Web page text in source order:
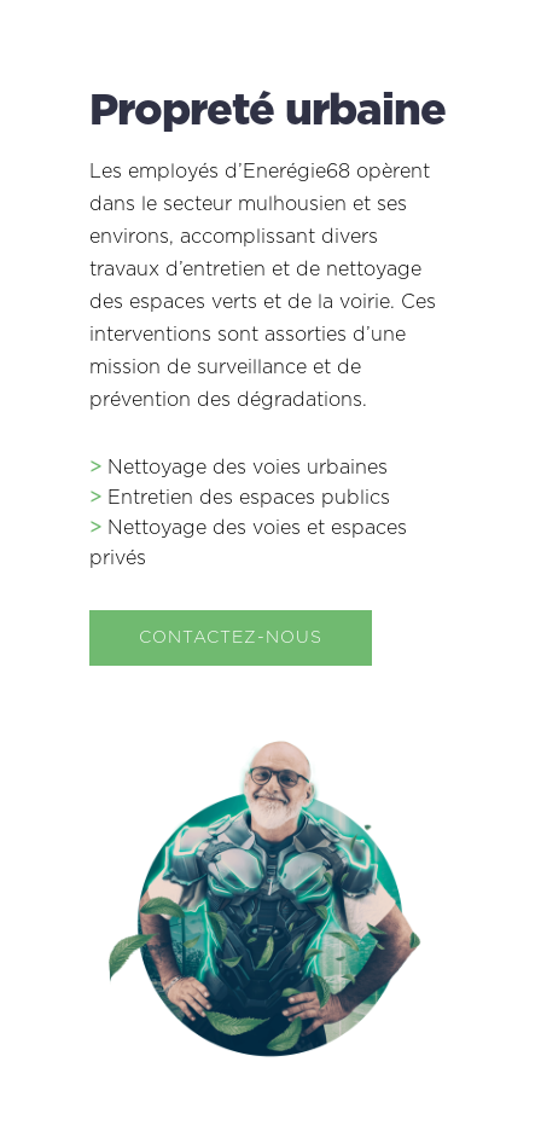
Propreté urbaine
Les employés d’Enerégie68 opèrent
dans le secteur mulhousien et ses
environs, accomplissant divers
travaux d’entretien et de nettoyage
des espaces verts et de la voirie. Ces
interventions sont assorties d’une
mission de surveillance et de
prévention des dégradations.
> Nettoyage des voies urbaines
> Entretien des espaces publics
> Nettoyage des voies et espaces
privés
CONTACTEZ-NOUS